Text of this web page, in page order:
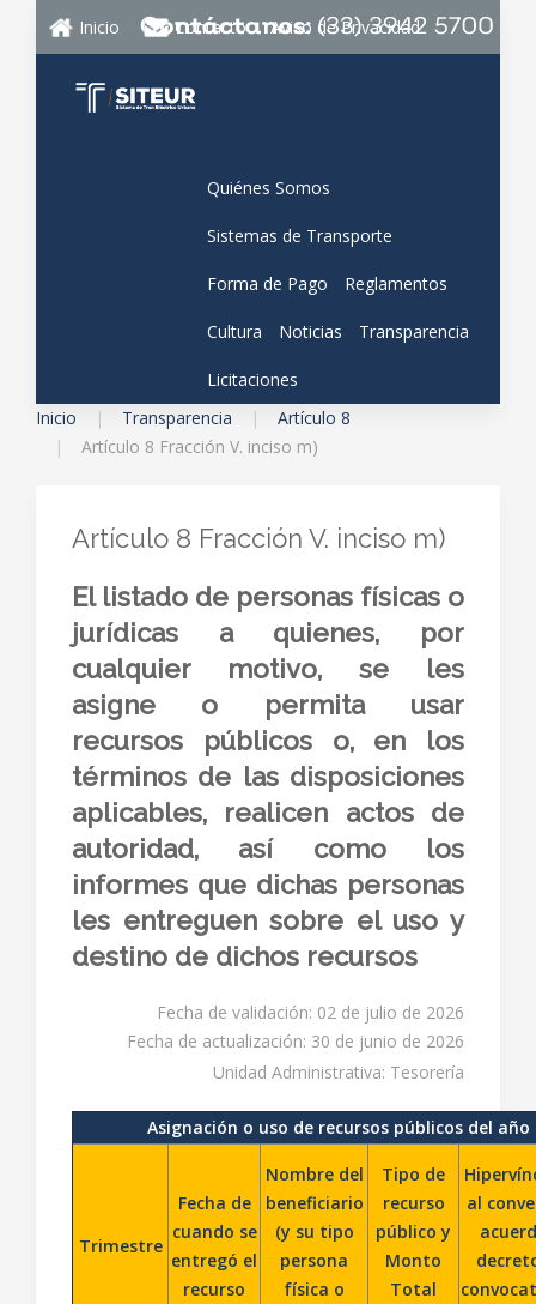
Inicio Contacto Aviso de Privacidad
Quiénes Somos
Sistemas de Transporte
Forma de Pago Reglamentos
Cultura Noticias Transparencia
Licitaciones
Inicio
Transparencia
Artículo 8
Artículo 8 Fracción V. inciso m)
Artículo 8 Fracción V. inciso m)
El listado de personas físicas o
jurídicas a quienes, por
cualquier motivo, se les
asigne o permita usar
recursos públicos o, en los
términos de las disposiciones
aplicables, realicen actos de
autoridad, así como los
informes que dichas personas
les entreguen sobre el uso y
destino de dichos recursos
Fecha de validación: 02 de julio de 2026
Fecha de actualización: 30 de junio de 2026
Unidad Administrativa: Tesorería
Asignación o uso de recursos públicos del año
Trimestre
Fecha de
cuando se
entregó el
recurso
Nombre del
beneficiario
(y su tipo
persona
física o
Tipo de
recurso
público y
Monto
Total
al